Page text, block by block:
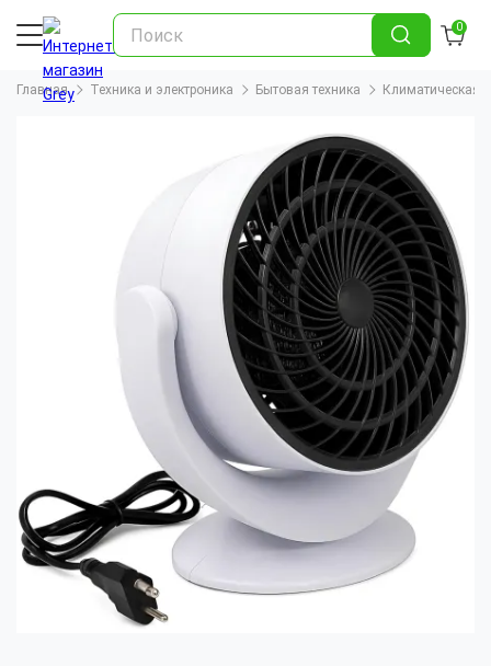
0
Главная Техника и электроника Бытовая техника Климатическая